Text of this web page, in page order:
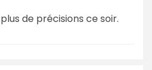
de précisions ce soir.